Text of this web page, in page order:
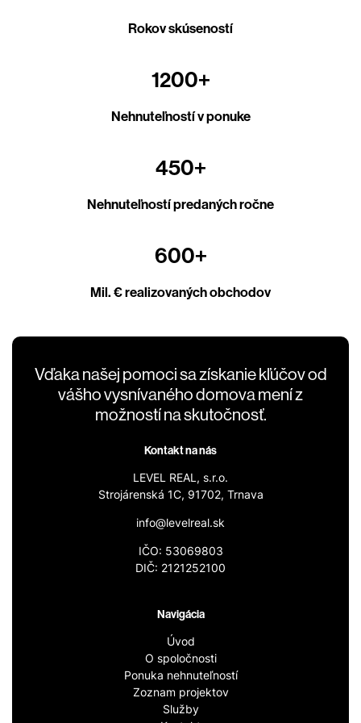
Rokov skúseností
1200+
Nehnuteľností v ponuke
450+
Nehnuteľností predaných ročne
600+
Mil. € realizovaných obchodov
Vďaka našej pomoci sa získanie kľúčov od
vášho vysnívaného domova mení z
možností na skutočnosť.
Kontakt na nás
LEVEL REAL, s.r.o.
Strojárenská 1C, 91702, Trnava
info@levelreal.sk
IČO: 53069803
DIČ: 2121252100
Navigácia
Úvod
O spoločnosti
Ponuka nehnuteľností
Zoznam projektov
Služby